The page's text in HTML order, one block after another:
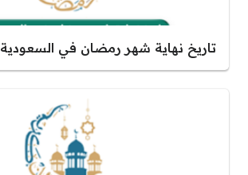
تاريخ نهاية شهر رمضان في السعودية 2026